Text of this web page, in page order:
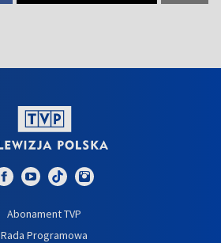
Abonament TVP
Rada Programowa